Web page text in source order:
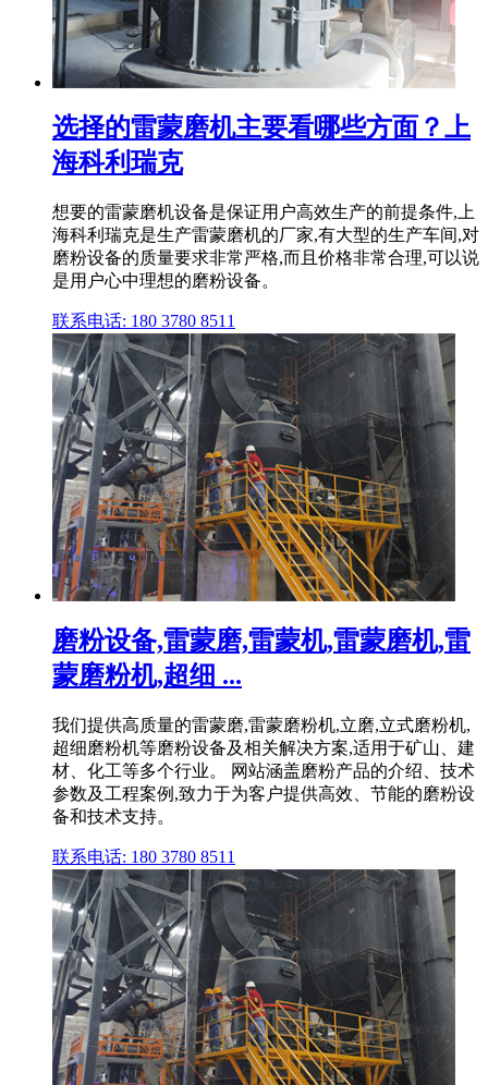
选择的雷蒙磨机主要看哪些方面？上
海科利瑞克
想要的雷蒙磨机设备是保证用户高效生产的前提条件,上
海科利瑞克是生产雷蒙磨机的厂家,有大型的生产车间,对
磨粉设备的质量要求非常严格,而且价格非常合理,可以说
是用户心中理想的磨粉设备。
联系电话: 180 3780 8511
磨粉设备,雷蒙磨,雷蒙机,雷蒙磨机,雷
蒙磨粉机,超细 ...
我们提供高质量的雷蒙磨,雷蒙磨粉机,立磨,立式磨粉机,
超细磨粉机等磨粉设备及相关解决方案,适用于矿山、建
材、化工等多个行业。 网站涵盖磨粉产品的介绍、技术
参数及工程案例,致力于为客户提供高效、节能的磨粉设
备和技术支持。
联系电话: 180 3780 8511